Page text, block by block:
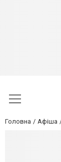
Головна Афіша